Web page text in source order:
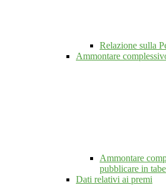
Relazione sulla
Ammontare
Ammontare
pubblicare in
Dati relativi ai premi